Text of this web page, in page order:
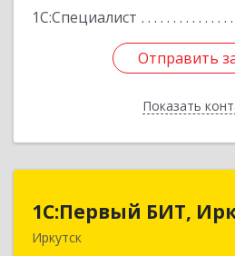
1С:Специалист
Отправить
Показать
Отправить
Назад
1С:Первый БИТ,
Иркутск
664007, Иркутская обл,